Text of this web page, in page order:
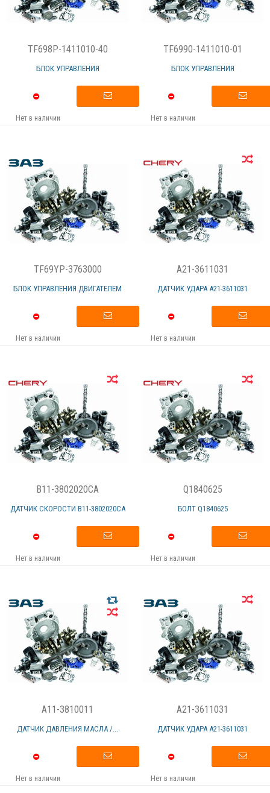
TF698P-1411010-40
БЛОК УПРАВЛЕНИЯ
Нет в наличии
TF6990-1411010-01
БЛОК УПРАВЛЕНИЯ
Нет в наличии
TF69YP-3763000
БЛОК УПРАВЛЕНИЯ ДВИГАТЕЛЕМ
Нет в наличии
A21-3611031
ДАТЧИК УДАРА А21-3611031
Нет в наличии
B11-3802020CA
ДАТЧИК СКОРОСТИ В11-3802020СА
Нет в наличии
Q1840625
БОЛТ Q1840625
Нет в наличии
A11-3810011
ДАТЧИК ДАВЛЕНИЯ МАСЛА /...
Нет в наличии
A21-3611031
ДАТЧИК УДАРА А21-3611031
Нет в наличии